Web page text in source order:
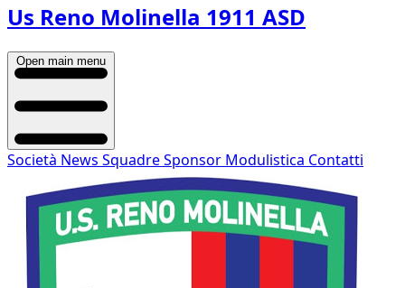
Us Reno Molinella 1911 ASD
Open main menu
Società News SquadreSponsor Modulistica Contatti